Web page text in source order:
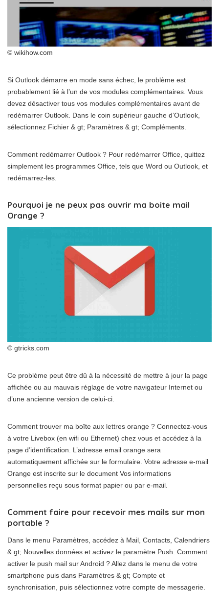
© wikihow.com
Si Outlook démarre en mode sans échec, le problème est
probablement lié à l’un de vos modules complémentaires. Vous
devez désactiver tous vos modules complémentaires avant de
redémarrer Outlook. Dans le coin supérieur gauche d’Outlook,
sélectionnez Fichier & gt; Paramètres & gt; Compléments.
Comment redémarrer Outlook ? Pour redémarrer Office, quittez
simplement les programmes Office, tels que Word ou Outlook, et
redémarrez-les.
Pourquoi je ne peux pas ouvrir ma boite mail
Orange ?
© gtricks.com
Ce problème peut être dû à la nécessité de mettre à jour la page
affichée ou au mauvais réglage de votre navigateur Internet ou
d’une ancienne version de celui-ci.
Comment trouver ma boîte aux lettres orange ? Connectez-vous
à votre Livebox (en wifi ou Ethernet) chez vous et accédez à la
page d’identification. L’adresse email orange sera
automatiquement affichée sur le formulaire. Votre adresse e-mail
Orange est inscrite sur le document Vos informations
personnelles reçu sous format papier ou par e-mail.
Comment faire pour recevoir mes mails sur mon
portable ?
Dans le menu Paramètres, accédez à Mail, Contacts, Calendriers
& gt; Nouvelles données et activez le paramètre Push. Comment
activer le push mail sur Android ? Allez dans le menu de votre
smartphone puis dans Paramètres & gt; Compte et
synchronisation, puis sélectionnez votre compte de messagerie.